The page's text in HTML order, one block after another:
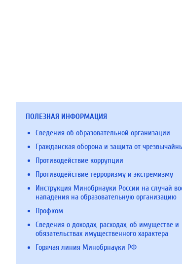
ПОЛЕЗНАЯ ИНФОРМАЦИЯ
Сведения об образовательной организации
Гражданская оборона и защита от
Противодействие коррупции
Противодействие терроризму и экстремизму
Инструкция Минобрнауки России на случай
нападения на образовательную организацию
Профком
Сведения о доходах, расходах, об имуществе и
обязательствах имущественного характера
Горячая линия Минобрнауки РФ